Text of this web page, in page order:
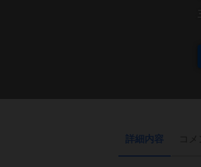
詳細内容